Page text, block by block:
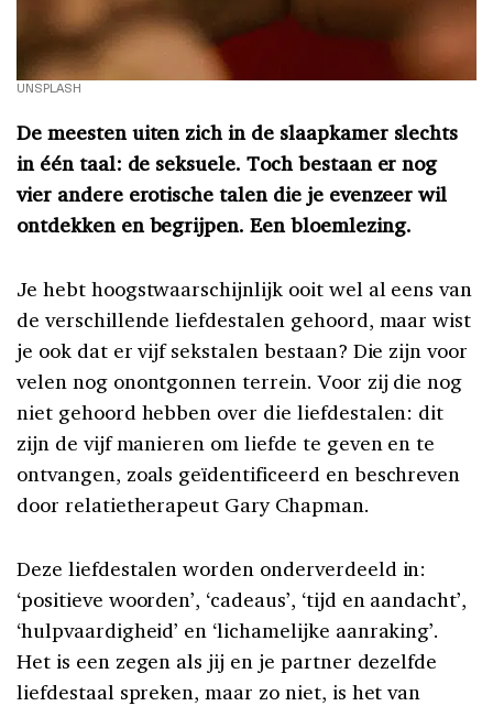
UNSPLASH
De meesten uiten zich in de slaapkamer slechts
in één taal: de seksuele. Toch bestaan er nog
vier andere erotische talen die je evenzeer wil
ontdekken en begrijpen. Een bloemlezing.
Je hebt hoogstwaarschijnlijk ooit wel al eens van
de verschillende liefdestalen gehoord, maar wist
je ook dat er vijf sekstalen bestaan? Die zijn voor
velen nog onontgonnen terrein. Voor zij die nog
niet gehoord hebben over die liefdestalen: dit
zijn de vijf manieren om liefde te geven en te
ontvangen, zoals geïdentificeerd en beschreven
door relatietherapeut Gary Chapman.
Deze liefdestalen worden onderverdeeld in:
‘positieve woorden’, ‘cadeaus’, ‘tijd en aandacht’,
‘hulpvaardigheid’ en ‘lichamelijke aanraking’.
Het is een zegen als jij en je partner dezelfde
liefdestaal spreken, maar zo niet, is het van